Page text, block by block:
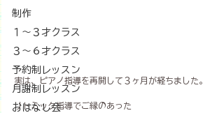
制作
１〜３才クラス
３〜６才クラス
予約制レッスン
月謝制レッスン
おはなし会
実は、ピアノ指導を再開して３ヶ月が経ちました。
リトミック指導でご縁のあった